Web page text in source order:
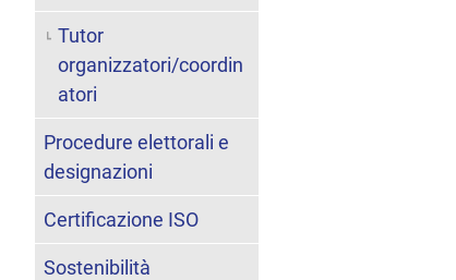
Tutor
organizzatori/coordin
atori
Procedure elettorali e
designazioni
Certificazione ISO
Sostenibilità